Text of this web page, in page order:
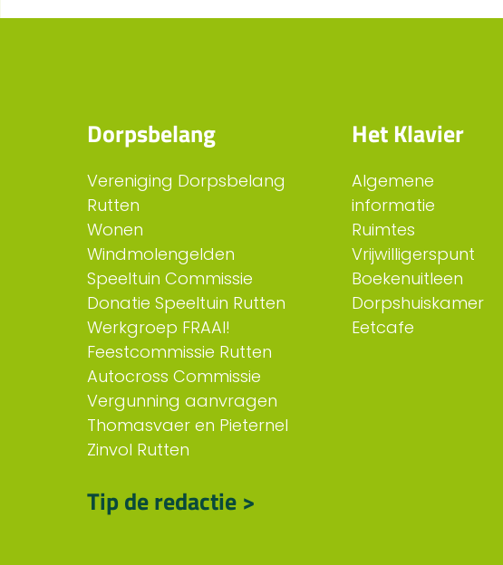
Dorpsbelang
Vereniging Dorpsbelang
Rutten
Wonen
Windmolengelden
Speeltuin Commissie
Donatie Speeltuin Rutten
Werkgroep FRAAI!
Feestcommissie Rutten
Autocross Commissie
Vergunning aanvragen
Thomasvaer en Pieternel
Zinvol Rutten
Het Klavier
Algemene
informatie
Ruimtes
Vrijwilligerspunt
Boekenuitleen
Dorpshuiskamer
Eetcafe
Tip de redactie >